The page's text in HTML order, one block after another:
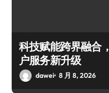
科技赋能跨界融合
户服务新升级
dawei 8 月 8, 2026